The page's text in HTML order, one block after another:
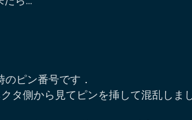
ピン番号です．
タ側から見てピンを挿して混乱しま